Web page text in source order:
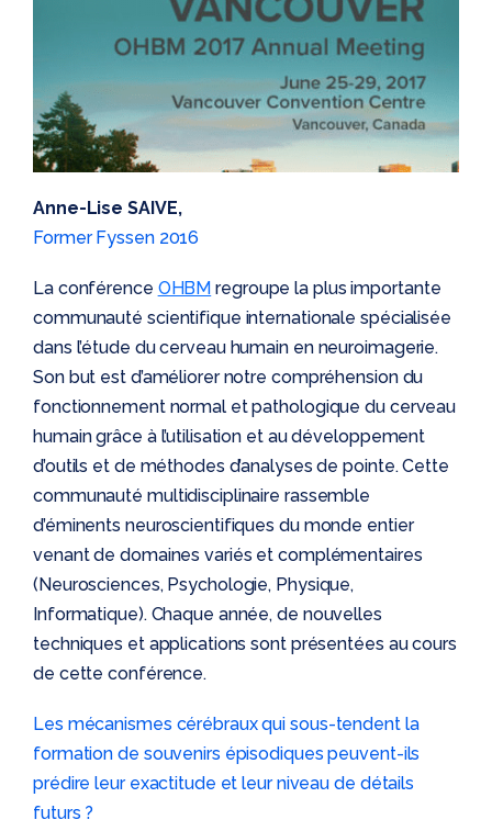
Anne-Lise SAIVE,
Former Fyssen 2016
La conférence OHBM regroupe la plus importante
communauté scientifique internationale spécialisée
dans l’étude du cerveau humain en neuroimagerie.
Son but est d’améliorer notre compréhension du
fonctionnement normal et pathologique du cerveau
humain grâce à l’utilisation et au développement
d’outils et de méthodes d’analyses de pointe. Cette
communauté multidisciplinaire rassemble
d’éminents neuroscientifiques du monde entier
venant de domaines variés et complémentaires
(Neurosciences, Psychologie, Physique,
Informatique). Chaque année, de nouvelles
techniques et applications sont présentées au cours
de cette conférence.
Les mécanismes cérébraux qui sous-tendent la
formation de souvenirs épisodiques peuvent-ils
prédire leur exactitude et leur niveau de détails
futurs ?